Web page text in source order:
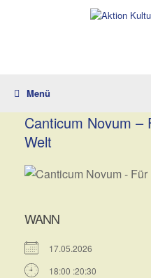
Menü
Canticum Novum –
Welt
WANN
17.05.2026
18:00 :20:30